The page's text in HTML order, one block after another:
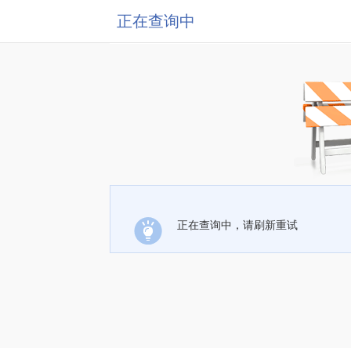
正在查询中
正在查询中，请刷新重试